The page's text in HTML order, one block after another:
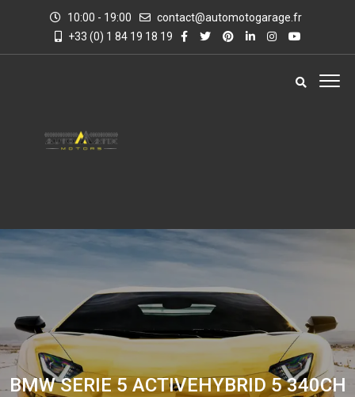
10:00 - 19:00
contact@automotogarage.fr
+33 (0) 1 84 19 18 19
BMW SERIE 5 ACTIVEHYBRID 5 340CH